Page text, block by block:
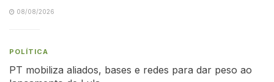
08/08/2026
POLÍTICA
PT mobiliza aliados, bases e redes para dar peso ao